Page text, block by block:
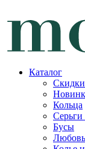
Каталог
Кольца
Бусы